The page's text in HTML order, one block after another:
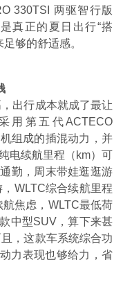
330TSI 两驱智行版
真正的夏日出行“搭
够的舒适感。
出行成本就成了最让
用第五代ACTECO
组成的插混动力，并
电续航里程（km）可
勤，周末带娃逛逛游
WLTC综合续航里程
航焦虑，WLTC最低荷
中型SUV，算下来甚
，这款车系统综合功
力表现也够给力，省